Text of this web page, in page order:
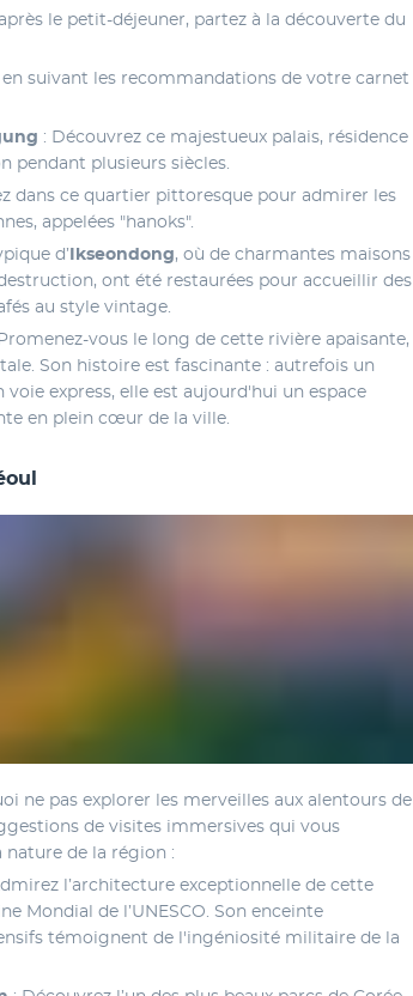
le petit-déjeuner, partez à la découverte du
suivant les recommandations de votre carnet
: Découvrez ce majestueux palais, résidence
pendant plusieurs siècles.
dans ce quartier pittoresque pour admirer les
appelées "hanoks".
d’ Ikseondong, où de charmantes maisons
ont été restaurées pour accueillir des
au style vintage.
vous le long de cette rivière apaisante,
Son histoire est fascinante : autrefois un
express, elle est aujourd'hui un espace
en plein cœur de la ville.
ne pas explorer les merveilles aux alentours de
de visites immersives qui vous
nature de la région :
l’architecture exceptionnelle de cette
Mondial de l’UNESCO. Son enceinte
témoignent de l'ingéniosité militaire de la